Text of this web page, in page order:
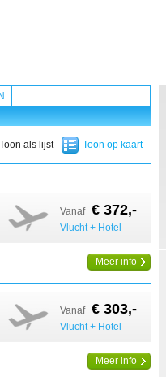
Vanaf € 372,-
Vlucht + Hotel
Meer info
Vanaf € 303,-
Vlucht + Hotel
Meer info
Toon op kaart
Toon als lijst